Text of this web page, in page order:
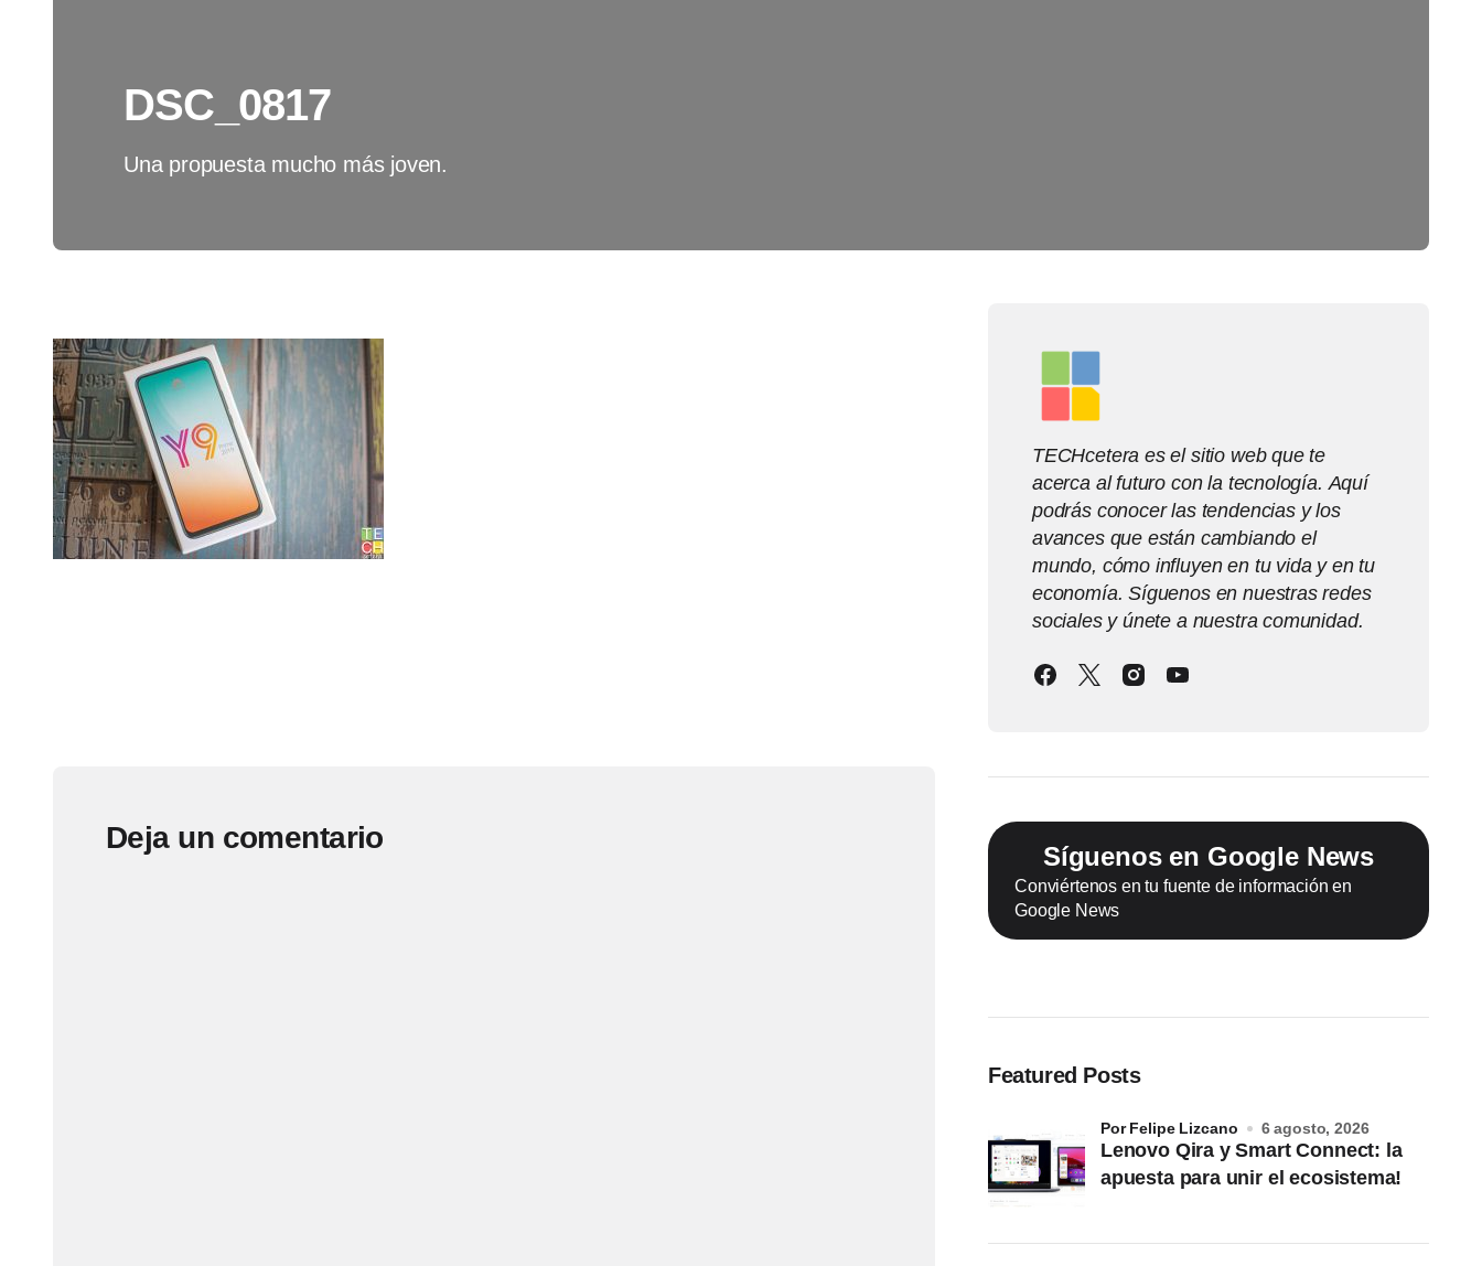
DSC_0817
Una propuesta mucho más joven.
Deja un comentario
TECHcetera es el sitio web que te
acerca al futuro con la tecnología. Aquí
podrás conocer las tendencias y los
avances que están cambiando el
mundo, cómo influyen en tu vida y en tu
economía. Síguenos en nuestras redes
sociales y únete a nuestra comunidad.
Síguenos en Google News
Conviértenos en tu fuente de información en
Google News
Featured Posts
Lenovo Qira y Smart Connect: la
apuesta para unir el ecosistema!
por Felipe Lizcano 6 agosto, 2026